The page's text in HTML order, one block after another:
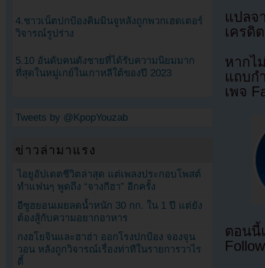
แปล
เครดิ
หากไ
แถบก
เพจ
ตอนนี้
4.ชาวเน็ตปกป้องคิมมินจูหลังถูกพวกเฮดเตอร์
วิจารณ์รูปร่าง
5.10 อันดับคนดังชายที่ได้รับความนิยมมาก
ที่สุดในหมู่เกย์ในเกาหลีใต้ของปี 2023
Tweets by @KpopYouzab
ข่าวล่ามาแรง
ไอยูอัปเดตชีวิตล่าสุด แต่เพลงประกอบโพสต์
ทำแฟนๆ พูดถึง “จางกีฮา” อีกครั้ง
อีซูฮยอนเผยลดน้ำหนัก 30 กก. ใน 1 ปี แต่ยัง
ต้องสู้กับความอยากอาหาร
กงฮโยจินและฮาฮ่า ออกโรงปกป้อง จองจุน
วอน หลังถูกวิจารณ์เรื่องท่าทีในรายการวาไร
ตี้